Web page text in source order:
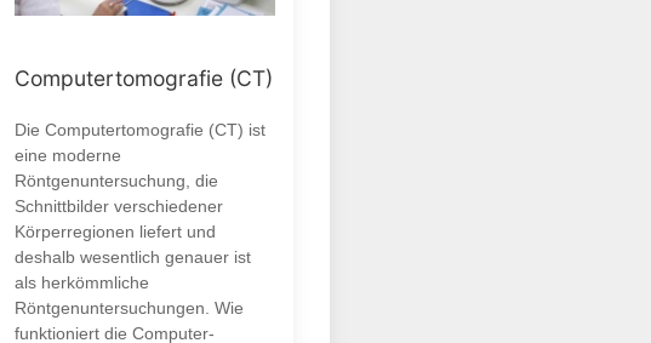
Computertomografie (CT)
Die Computertomografie (CT) ist
eine moderne
Röntgenuntersuchung, die
Schnittbilder verschiedener
Körperregionen liefert und
deshalb wesentlich genauer ist
als herkömmliche
Röntgenuntersuchungen. Wie
funktioniert die Computer-